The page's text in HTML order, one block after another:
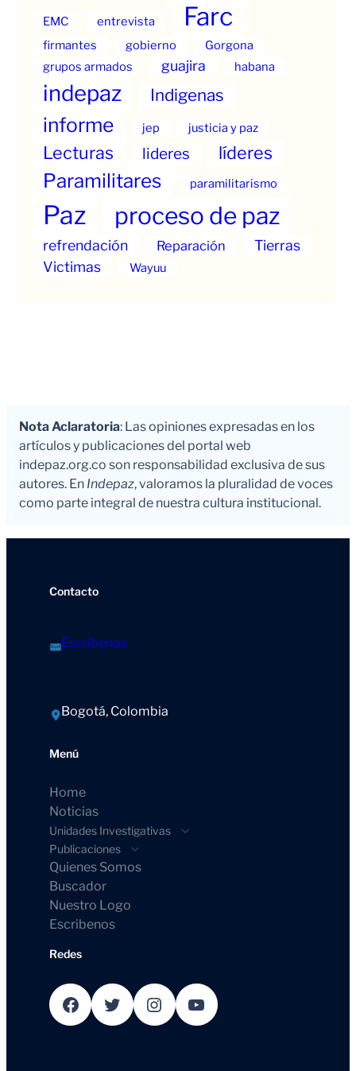
EMC entrevista Farc
firmantes gobierno
Gorgona
grupos armados
guajira habana
indepaz Indigenas
informe jep justicia y paz
Lecturas lideres líderes
Paramilitares paramilitarismo
Paz proceso de paz
refrendación Reparación
Tierras
Victimas
Wayuu
Nota Aclaratoria: Las opiniones expresadas en los
artículos y publicaciones del portal web
indepaz.org.co son responsabilidad exclusiva de sus
autores. En Indepaz, valoramos la pluralidad de voces
como parte integral de nuestra cultura institucional.
Contacto
Escríbenos
Bogotá, Colombia
Menú
Home
Noticias
Unidades Investigativas
Publicaciones
Quienes Somos
Buscador
Nuestro Logo
Escribenos
Redes
Facebook Twitter Instagram YouTube